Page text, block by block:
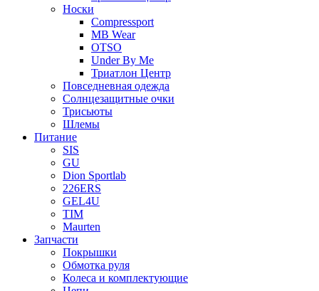
Носки
Compressport
MB Wear
OTSO
Under By Me
Триатлон Центр
Повседневная одежда
Солнцезащитные очки
Трисьюты
Шлемы
Питание
SIS
GU
Dion Sportlab
226ERS
GEL4U
TIM
Maurten
Запчасти
Покрышки
Обмотка руля
Колеса и комплектующие